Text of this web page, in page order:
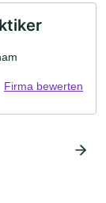
Firma bewerten